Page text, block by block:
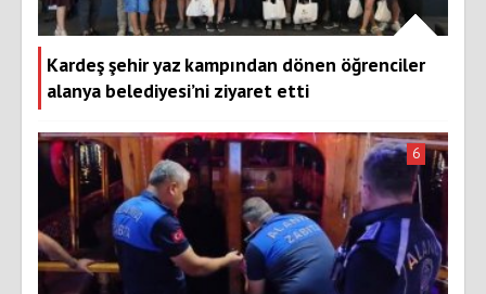
Kardeş şehir yaz kampından dönen öğrenciler
alanya belediyesi’ni ziyaret etti
6